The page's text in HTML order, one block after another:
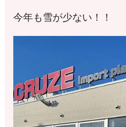
今年も雪が少ない！！